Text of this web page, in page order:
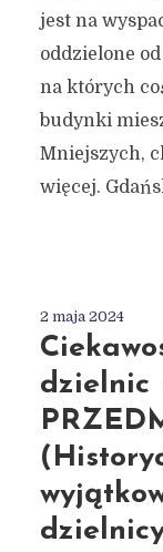
jest na
oddzielone
na których
budynki
Mniejszych,
więcej.
2 maja 2024
dzielnic